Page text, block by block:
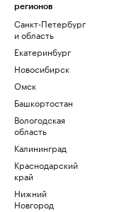
регионов
Санкт-Петербург
и область
Екатеринбург
Новосибирск
Омск
Башкортостан
Вологодская
область
Калининград
Краснодарский
край
Нижний
Новгород